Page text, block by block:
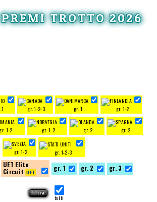
TROTTO 2026
gr. 1-2-3 gr. 1 gr. 1-2
gr. 1-2 gr. 1-2 gr. 2 gr. 2
gr. 1-2 gr. 1-2-3
UET Elite
Circuit
gr. 1 gr. 2 gr. 3
tutti